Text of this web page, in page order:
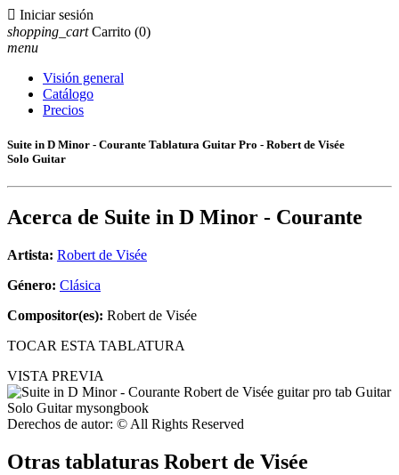
 Iniciar sesión
shopping_cart Carrito (0)
menu
Visión general
Catálogo
Precios
Suite in D Minor - Courante Tablatura Guitar Pro - Robert de Visée
Solo Guitar
Acerca de Suite in D Minor - Courante
Artista: Robert de Visée
Género: Clásica
Compositor(es): Robert de Visée
TOCAR ESTA TABLATURA
VISTA PREVIA
Derechos de autor: © All Rights Reserved
Otras tablaturas Robert de Visée